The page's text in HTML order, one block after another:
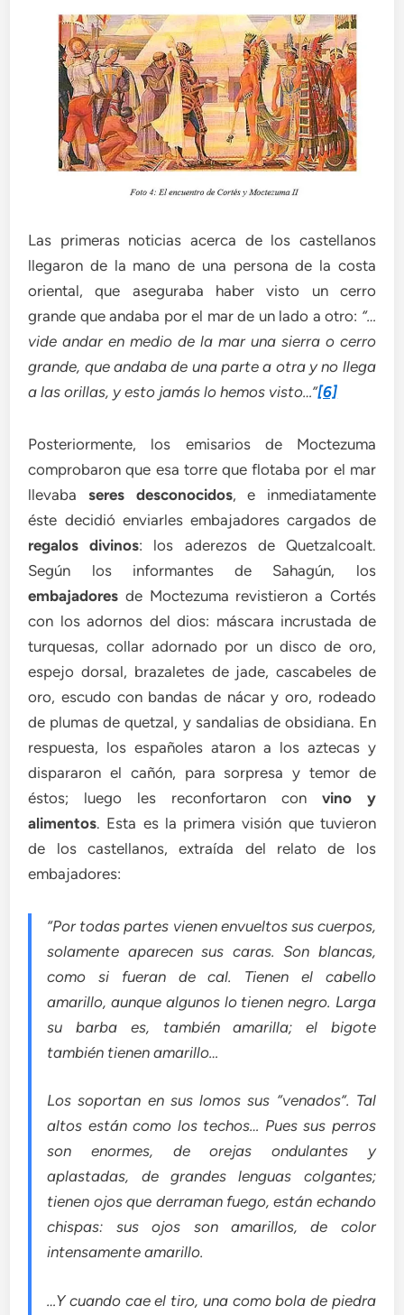
Las primeras noticias acerca de los castellanos
llegaron de la mano de una persona de la costa
oriental, que aseguraba haber visto un cerro
grande que andaba por el mar de un lado a otro: “…
vide andar en medio de la mar una sierra o cerro
grande, que andaba de una parte a otra y no llega
a las orillas, y esto jamás lo hemos visto…”[6]
Posteriormente, los emisarios de Moctezuma
comprobaron que esa torre que flotaba por el mar
llevaba seres desconocidos, e inmediatamente
éste decidió enviarles embajadores cargados de
regalos divinos: los aderezos de Quetzalcoalt.
Según los informantes de Sahagún, los
embajadores de Moctezuma revistieron a Cortés
con los adornos del dios: máscara incrustada de
turquesas, collar adornado por un disco de oro,
espejo dorsal, brazaletes de jade, cascabeles de
oro, escudo con bandas de nácar y oro, rodeado
de plumas de quetzal, y sandalias de obsidiana. En
respuesta, los españoles ataron a los aztecas y
dispararon el cañón, para sorpresa y temor de
éstos; luego les reconfortaron con vino y
alimentos. Esta es la primera visión que tuvieron
de los castellanos, extraída del relato de los
embajadores:
“Por todas partes vienen envueltos sus cuerpos,
solamente aparecen sus caras. Son blancas,
como si fueran de cal. Tienen el cabello
amarillo, aunque algunos lo tienen negro. Larga
su barba es, también amarilla; el bigote
también tienen amarillo…
Los soportan en sus lomos sus “venados”. Tal
altos están como los techos… Pues sus perros
son enormes, de orejas ondulantes y
aplastadas, de grandes lenguas colgantes;
tienen ojos que derraman fuego, están echando
chispas: sus ojos son amarillos, de color
intensamente amarillo.
…Y cuando cae el tiro, una como bola de piedra